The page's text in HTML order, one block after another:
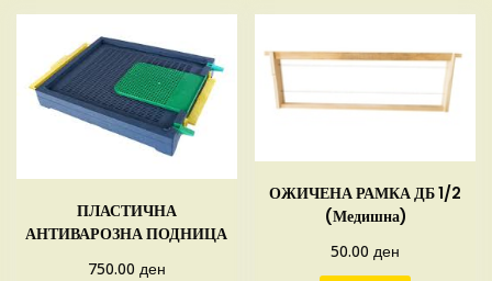
ПЛАСТИЧНА
АНТИВАРОЗНА ПОДНИЦА
750.00 ден
ОЖИЧЕНА РАМКА ДБ 1/2
(Медишна)
50.00ден